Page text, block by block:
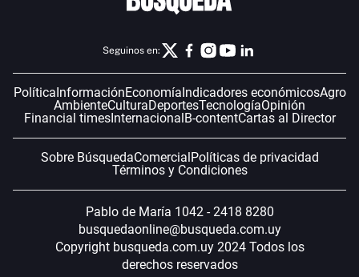
Seguinos en:
PolíticaInformaciónEconomíaIndicadores económicosAgro
AmbienteCulturaDeportesTecnologíaOpinión
Financial timesInternacionalB-contentCartas al Director
Sobre BúsquedaComercialPolíticas de privacidad
Términos y Condiciones
Pablo de María 1042 - 2418 8280
busquedaonline@busqueda.com.uy
Copyright busqueda.com.uy 2024 Todos los
derechos reservados